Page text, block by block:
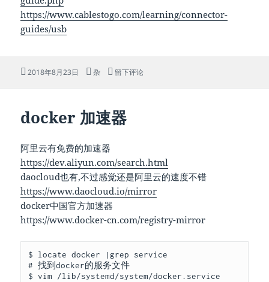
https://www.cablestogo.com/learning/connector-
guides/usb
发
2018年8月23日
分
杂 于显示接口,数据接口傻傻分不清吧…
留下评论
docker 加速器
阿里云有免费的加速器
https://dev.aliyun.com/search.html
daocloud也有,不过感觉还是阿里云的速度不错
https://www.daocloud.io/mirror
docker中国官方加速器
https://www.docker-cn.com/registry-mirror
$ locate docker |grep service
# 找到docker的服务文件
$ vim /lib/systemd/system/docker.service